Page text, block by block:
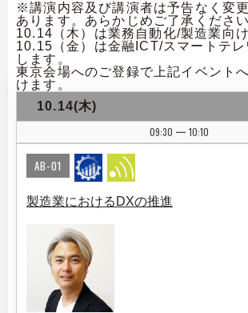
※講演内容及び講演者は予告なく変
あります。あらかじめご了承ください
10.14（木）は業務自動化/製造業向け
10.15（金）は金融ICT/スマートテレ
します。
東京会場へのご登録で上記イベント
けます。
10.14(木)
09:30
| 10:10
AB-01
製造業におけるDXの推進